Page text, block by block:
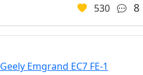
530 8
Geely Emgrand EC7 FE-1